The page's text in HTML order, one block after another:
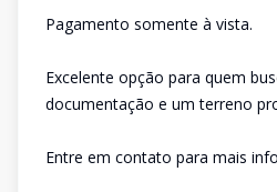
Pagamento somente à vista.
Excelente opção para quem
documentação e um terreno
Entre em contato para mais